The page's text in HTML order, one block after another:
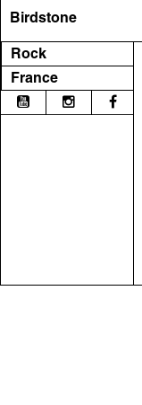
Birdstone
Rock
France